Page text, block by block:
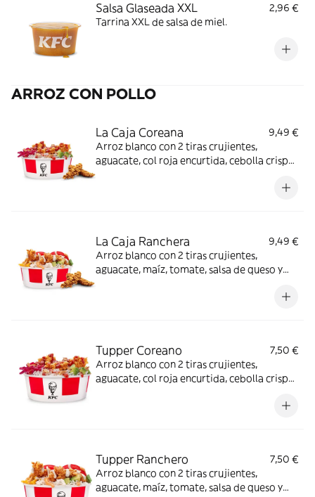
Salsa Glaseada XXL
2,96 €
Tarrina XXL de salsa de miel.
ARROZ CON POLLO
La Caja Coreana
9,49 €
Arroz blanco con 2 tiras crujientes,
aguacate, col roja encurtida, cebolla crispy
La Caja Ranchera
9,49 €
Arroz blanco con 2 tiras crujientes,
aguacate, maíz, tomate, salsa de queso y
Tupper Coreano
7,50 €
Arroz blanco con 2 tiras crujientes,
aguacate, col roja encurtida, cebolla crispy
Tupper Ranchero
7,50 €
Arroz blanco con 2 tiras crujientes,
aguacate, maíz, tomate, salsa de queso y